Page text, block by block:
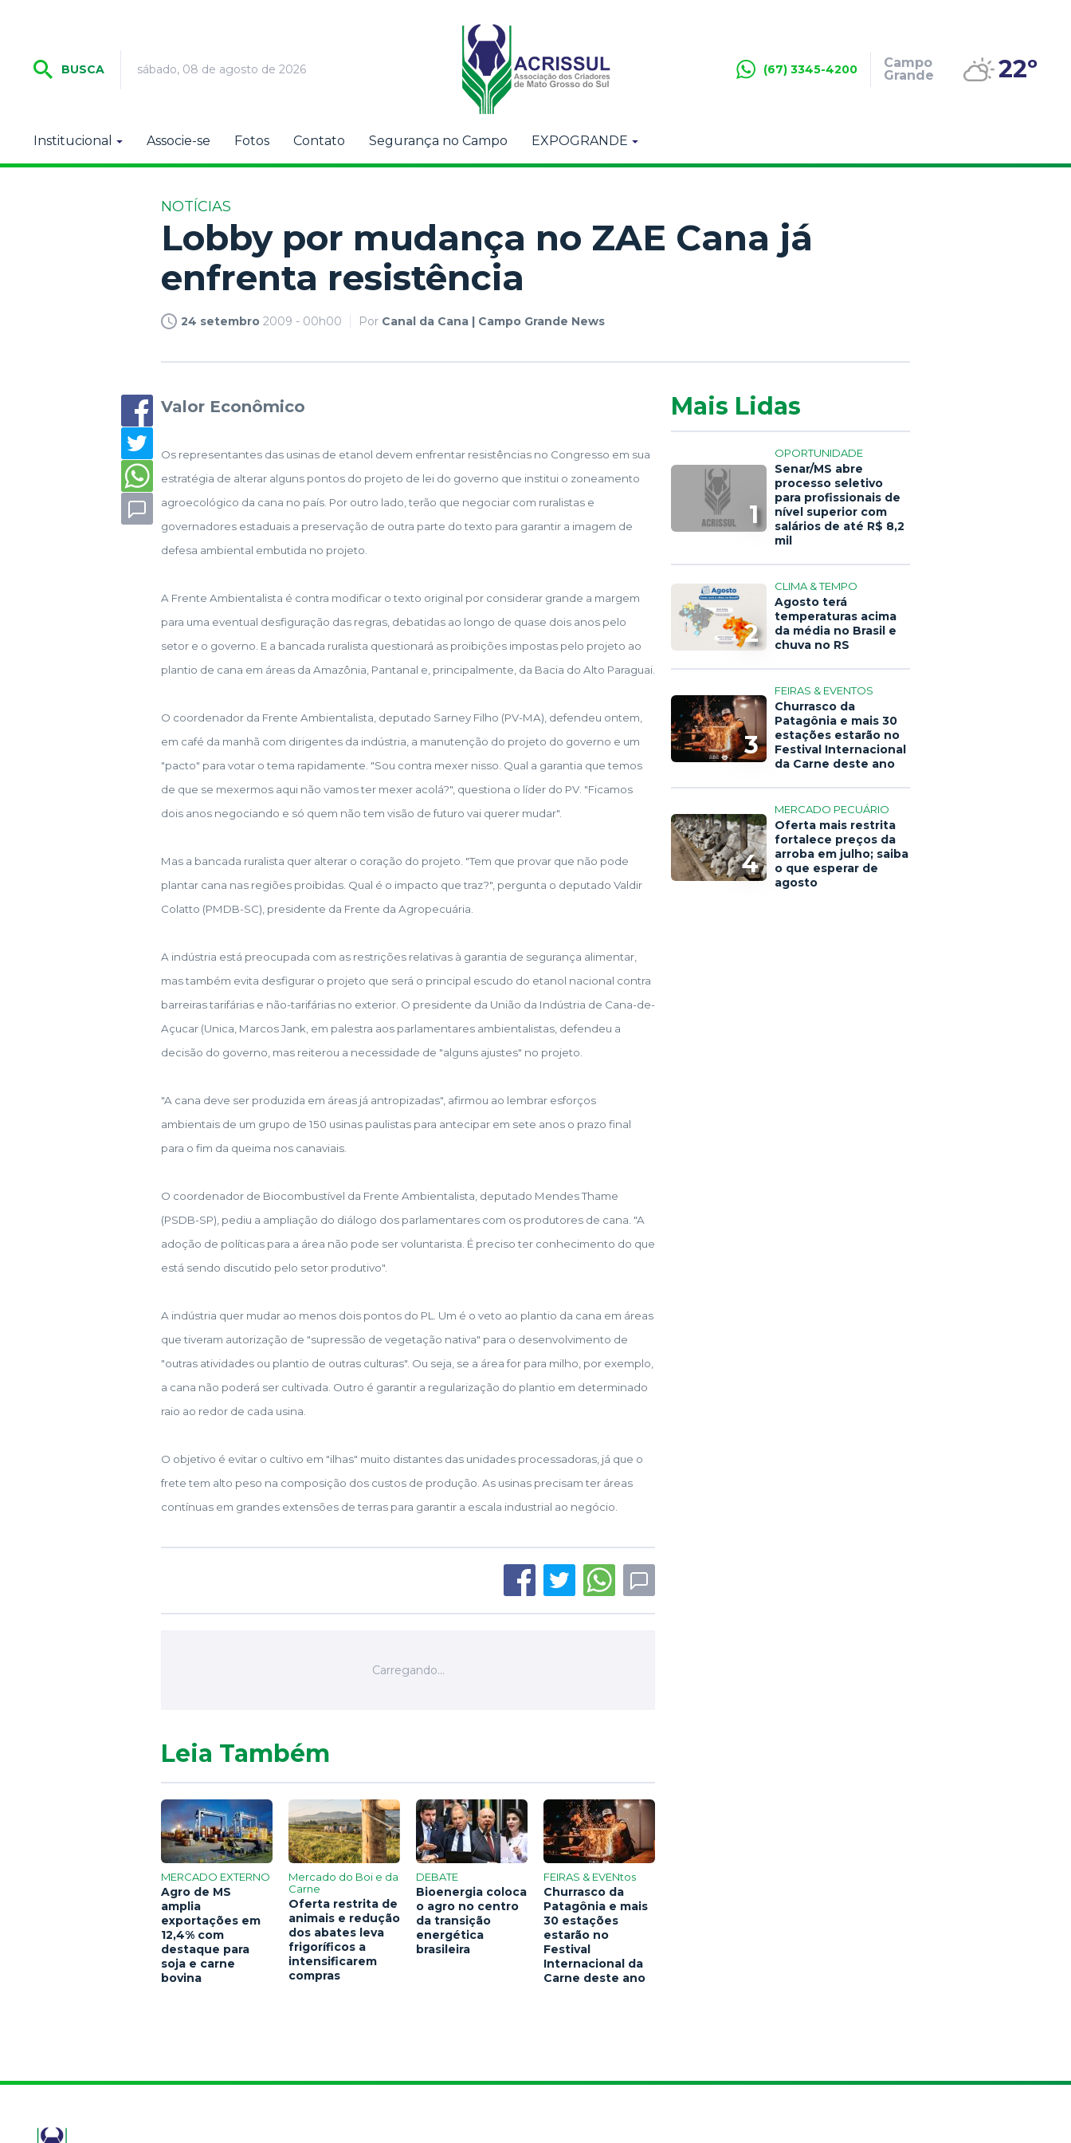
BUSCA sábado, 08 de agosto de 2026 (67) 3345-4200
Campo
Grande
22º
Institucional Associe-se Fotos Contato Segurança no Campo EXPOGRANDE
NOTÍCIAS
Lobby por mudança no ZAE Cana já
enfrenta resistência
24 setembro 2009 - 00h00 Por Canal da Cana | Campo Grande News
Valor Econômico
Os representantes das usinas de etanol devem enfrentar resistências no Congresso em sua
estratégia de alterar alguns pontos do projeto de lei do governo que institui o zoneamento
agroecológico da cana no país. Por outro lado, terão que negociar com ruralistas e
governadores estaduais a preservação de outra parte do texto para garantir a imagem de
defesa ambiental embutida no projeto.
A Frente Ambientalista é contra modificar o texto original por considerar grande a margem
para uma eventual desfiguração das regras, debatidas ao longo de quase dois anos pelo
setor e o governo. E a bancada ruralista questionará as proibições impostas pelo projeto ao
plantio de cana em áreas da Amazônia, Pantanal e, principalmente, da Bacia do Alto Paraguai.
O coordenador da Frente Ambientalista, deputado Sarney Filho (PV-MA), defendeu ontem,
em café da manhã com dirigentes da indústria, a manutenção do projeto do governo e um
"pacto" para votar o tema rapidamente. "Sou contra mexer nisso. Qual a garantia que temos
de que se mexermos aqui não vamos ter mexer acolá?", questiona o líder do PV. "Ficamos
dois anos negociando e só quem não tem visão de futuro vai querer mudar".
Mas a bancada ruralista quer alterar o coração do projeto. "Tem que provar que não pode
plantar cana nas regiões proibidas. Qual é o impacto que traz?", pergunta o deputado Valdir
Colatto (PMDB-SC), presidente da Frente da Agropecuária.
A indústria está preocupada com as restrições relativas à garantia de segurança alimentar,
mas também evita desfigurar o projeto que será o principal escudo do etanol nacional contra
barreiras tarifárias e não-tarifárias no exterior. O presidente da União da Indústria de Cana-de-
Açucar (Unica, Marcos Jank, em palestra aos parlamentares ambientalistas, defendeu a
decisão do governo, mas reiterou a necessidade de "alguns ajustes" no projeto.
"A cana deve ser produzida em áreas já antropizadas", afirmou ao lembrar esforços
ambientais de um grupo de 150 usinas paulistas para antecipar em sete anos o prazo final
para o fim da queima nos canaviais.
O coordenador de Biocombustível da Frente Ambientalista, deputado Mendes Thame
(PSDB-SP), pediu a ampliação do diálogo dos parlamentares com os produtores de cana. "A
adoção de políticas para a área não pode ser voluntarista. É preciso ter conhecimento do que
está sendo discutido pelo setor produtivo".
A indústria quer mudar ao menos dois pontos do PL. Um é o veto ao plantio da cana em áreas
que tiveram autorização de "supressão de vegetação nativa" para o desenvolvimento de
"outras atividades ou plantio de outras culturas". Ou seja, se a área for para milho, por exemplo,
a cana não poderá ser cultivada. Outro é garantir a regularização do plantio em determinado
raio ao redor de cada usina.
O objetivo é evitar o cultivo em "ilhas" muito distantes das unidades processadoras, já que o
frete tem alto peso na composição dos custos de produção. As usinas precisam ter áreas
contínuas em grandes extensões de terras para garantir a escala industrial ao negócio.
Mais Lidas
1
OPORTUNIDADE
Senar/MS abre
processo seletivo
para profissionais de
nível superior com
salários de até R$ 8,2
mil
2
CLIMA & TEMPO
Agosto terá
temperaturas acima
da média no Brasil e
chuva no RS
3
FEIRAS & EVENTOS
Churrasco da
Patagônia e mais 30
estações estarão no
Festival Internacional
da Carne deste ano
4
MERCADO PECUÁRIO
Oferta mais restrita
fortalece preços da
arroba em julho; saiba
o que esperar de
agosto
Leia Também
MERCADO EXTERNO
Agro de MS
amplia
exportações em
12,4% com
destaque para
soja e carne
bovina
Mercado do Boi e da
Carne
Oferta restrita de
animais e redução
dos abates leva
frigoríficos a
intensificarem
compras
DEBATE
Bioenergia coloca
o agro no centro
da transição
energética
brasileira
FEIRAS & EVENtos
Churrasco da
Patagônia e mais
30 estações
estarão no
Festival
Internacional da
Carne deste ano